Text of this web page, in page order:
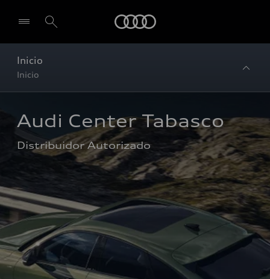
Inicio
Inicio
Audi Center Tabasco
Distribuidor Autorizado